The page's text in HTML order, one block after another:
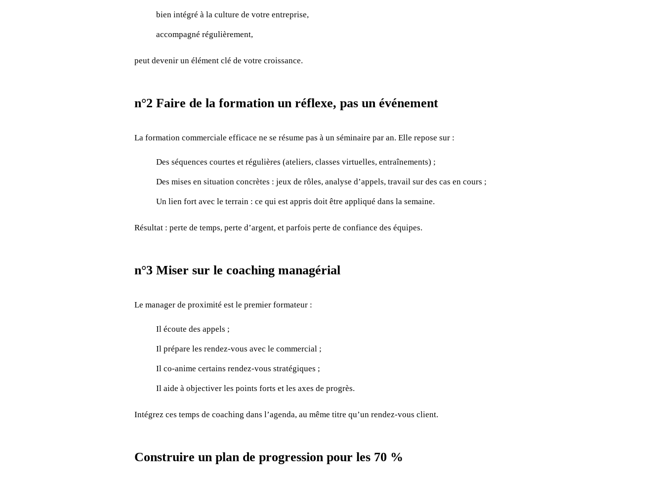
bien intégré à la culture de votre entreprise,
accompagné régulièrement,
peut devenir un élément clé de votre croissance.
n°2 Faire de la formation un réflexe, pas un événement
La formation commerciale efficace ne se résume pas à un séminaire par an. Elle repose sur :
Des séquences courtes et régulières (ateliers, classes virtuelles, entraînements) ;
Des mises en situation concrètes : jeux de rôles, analyse d’appels, travail sur des cas en cours ;
Un lien fort avec le terrain : ce qui est appris doit être appliqué dans la semaine.
Résultat : perte de temps, perte d’argent, et parfois perte de confiance des équipes.
n°3 Miser sur le coaching managérial
Le manager de proximité est le premier formateur :
Il écoute des appels ;
Il prépare les rendez-vous avec le commercial ;
Il co-anime certains rendez-vous stratégiques ;
Il aide à objectiver les points forts et les axes de progrès.
Intégrez ces temps de coaching dans l’agenda, au même titre qu’un rendez-vous client.
Construire un plan de progression pour les 70 %